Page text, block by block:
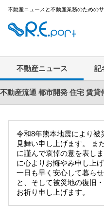
不動産ニュースと不動産業務のための
不動産ニュース 記
不動産流通 都市開発 住宅 賃貸
令和8年熊本地震により被
見舞い申し上げます。 ま
に謹んで哀悼の意を表し
に心よりお悔やみ申し上
一日も早く安心して暮ら
と、そして被災地の復旧
お祈り申し上げます。